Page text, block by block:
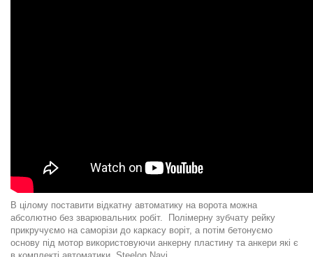
В цілому поставити відкатну автоматику на ворота можна
абсолютно без зварювальних робіт. Полімерну зубчату рейку
прикручуємо на саморізи до каркасу воріт, а потім бетонуємо
основу під мотор використовуючи анкерну пластину та анкери які є
в комплекті автоматики Steelon Navi.